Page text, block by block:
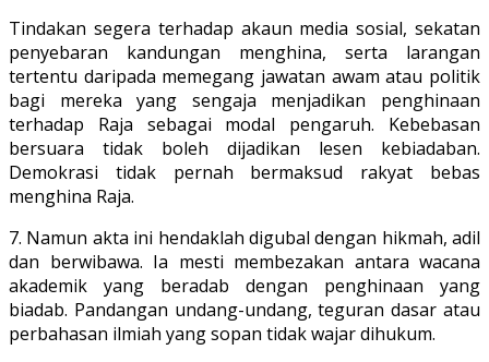
Tindakan segera terhadap akaun media sosial, sekatan
penyebaran kandungan menghina, serta larangan
tertentu daripada memegang jawatan awam atau politik
bagi mereka yang sengaja menjadikan penghinaan
terhadap Raja sebagai modal pengaruh. Kebebasan
bersuara tidak boleh dijadikan lesen kebiadaban.
Demokrasi tidak pernah bermaksud rakyat bebas
menghina Raja.
7. Namun akta ini hendaklah digubal dengan hikmah, adil
dan berwibawa. Ia mesti membezakan antara wacana
akademik yang beradab dengan penghinaan yang
biadab. Pandangan undang-undang, teguran dasar atau
perbahasan ilmiah yang sopan tidak wajar dihukum.